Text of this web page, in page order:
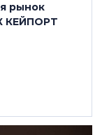
рынок
КЕЙПОРТ